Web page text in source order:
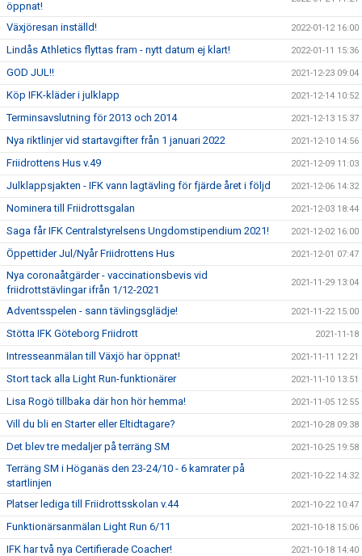
öppnat!
Växjöresan inställd! 2022-01-12 16:00
Lindås Athletics flyttas fram - nytt datum ej klart! 2022-01-11 15:36
GOD JUL!! 2021-12-23 09:04
Köp IFK-kläder i julklapp 2021-12-14 10:52
Terminsavslutning för 2013 och 2014 2021-12-13 15:37
Nya riktlinjer vid startavgifter från 1 januari 2022 2021-12-10 14:56
Friidrottens Hus v.49 2021-12-09 11:03
Julklappsjakten - IFK vann lagtävling för fjärde året i följd 2021-12-06 14:32
Nominera till Friidrottsgalan 2021-12-03 18:44
Saga får IFK Centralstyrelsens Ungdomstipendium 2021! 2021-12-02 16:00
Öppettider Jul/Nyår Friidrottens Hus 2021-12-01 07:47
Nya coronaåtgärder - vaccinationsbevis vid
friidrottstävlingar ifrån 1/12-2021
2021-11-29 13:04
Adventsspelen - sann tävlingsglädje! 2021-11-22 15:00
Stötta IFK Göteborg Friidrott 2021-11-18
Intresseanmälan till Växjö har öppnat! 2021-11-11 12:21
Stort tack alla Light Run-funktionärer 2021-11-10 13:51
Lisa Rogö tillbaka där hon hör hemma! 2021-11-05 12:55
Vill du bli en Starter eller Eltidtagare? 2021-10-28 09:38
Det blev tre medaljer på terräng SM 2021-10-25 19:58
Terräng SM i Höganäs den 23-24/10 - 6 kamrater på
startlinjen
2021-10-22 14:32
Platser lediga till Friidrottsskolan v.44 2021-10-22 10:47
Funktionärsanmälan Light Run 6/11 2021-10-18 15:06
IFK har två nya Certifierade Coacher! 2021-10-18 14:40